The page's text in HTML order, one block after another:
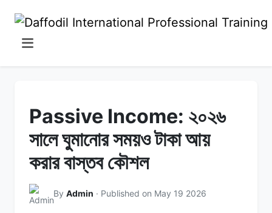
Passive Income: ২০২৬
সালে ঘুমানোর সময়ও টাকা আয়
করার বাস্তব কৌশল
By Admin · Published on May 19 2026